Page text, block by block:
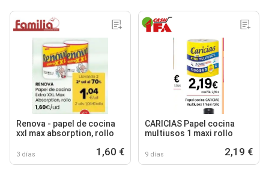
Renova - papel de cocina
xxl max absorption, rollo
3 días 1,60 €
CARICIAS Papel cocina
multiusos 1 maxi rollo
9 días 2,19 €